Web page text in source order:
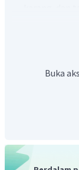
semakin
pegunungan
Cokelat,
tinggi, dan
kadang
Buka